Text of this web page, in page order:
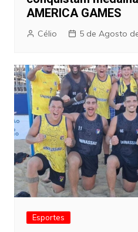
AMERICA GAMES
Célio 5 de Agosto
Esportes